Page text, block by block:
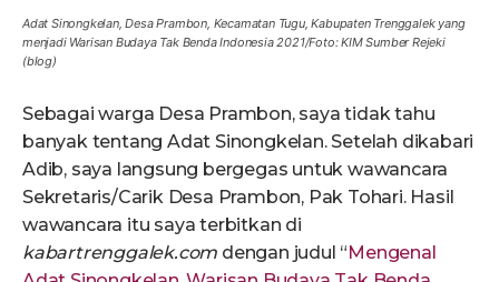
Adat Sinongkelan, Desa Prambon, Kecamatan Tugu, Kabupaten Trenggalek yang
menjadi Warisan Budaya Tak Benda Indonesia 2021/Foto: KIM Sumber Rejeki
(blog)
Sebagai warga Desa Prambon, saya tidak tahu
banyak tentang Adat Sinongkelan. Setelah dikabari
Adib, saya langsung bergegas untuk wawancara
Sekretaris/Carik Desa Prambon, Pak Tohari. Hasil
wawancara itu saya terbitkan di
kabartrenggalek.com dengan judul “Mengenal